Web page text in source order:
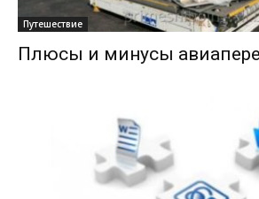
Путешествие
Плюсы и минусы